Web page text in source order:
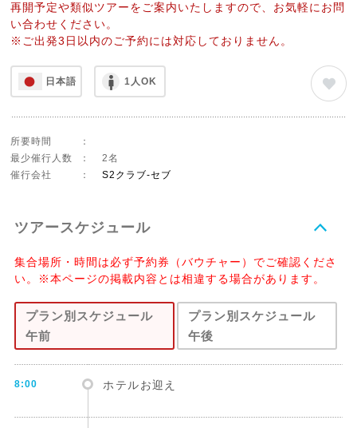
再開予定や類似ツアーをご案内いたしますので、お気軽にお問
い合わせください。
※ご出発3日以内のご予約には対応しておりません。
日本語 1人OK
所要時間
：
最少催行人数
：
2名
催行会社
： S2クラブ-セブ
ツアースケジュール
集合場所・時間は必ず予約券（バウチャー）でご確認くださ
い。※本ページの掲載内容とは相違する場合があります。
プラン別スケジュール
午前
8:00 ホテルお迎え
プラン別スケジュール
午後